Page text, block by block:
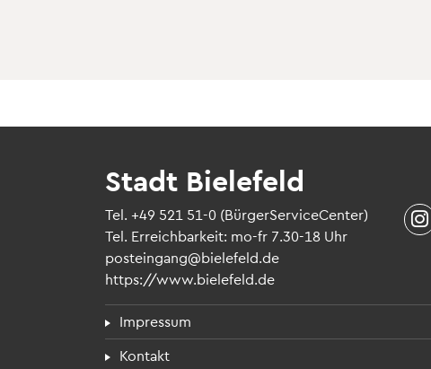
Stadt Bielefeld
Tel. +49 521 51-0 (BürgerServiceCenter)
Tel. Erreichbarkeit: mo-fr 7.30-18 Uhr
posteingang@bielefeld.de
https://www.bielefeld.de
Fußzeilenmenü
Impressum
Kontakt